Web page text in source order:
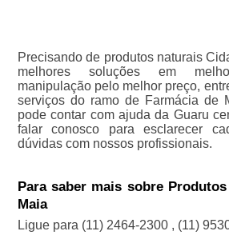
Precisando de produtos naturais
melhores soluções em
manipulação pelo melhor preço,
serviços do ramo de Farmácia de
pode contar com ajuda da Guaru
falar conosco para esclarecer
dúvidas com nossos profissionais.
Para saber mais sobre
Maia
Ligue para (11) 2464-2300 , (11)